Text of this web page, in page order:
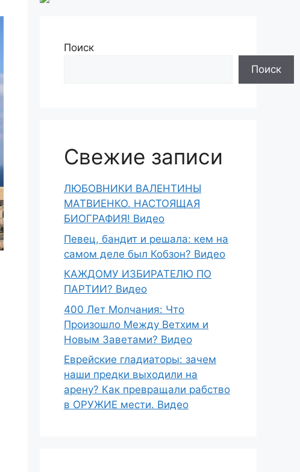
Поиск
Поиск
Свежие записи
ЛЮБОВНИКИ ВАЛЕНТИНЫ
МАТВИЕНКО. НАСТОЯЩАЯ
БИОГРАФИЯ! Видео
Певец, бандит и решала: кем на
самом деле был Кобзон? Видео
КАЖДОМУ ИЗБИРАТЕЛЮ ПО
ПАРТИИ? Видео
400 Лет Молчания: Что
Произошло Между Ветхим и
Новым Заветами? Видео
Еврейские гладиаторы: зачем
наши предки выходили на
арену? Как превращали рабство
в ОРУЖИЕ мести. Видео